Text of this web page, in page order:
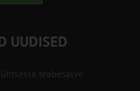
UUDISED
teabesalve